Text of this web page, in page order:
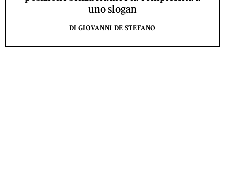
uno slogan
DI GIOVANNI DE STEFANO